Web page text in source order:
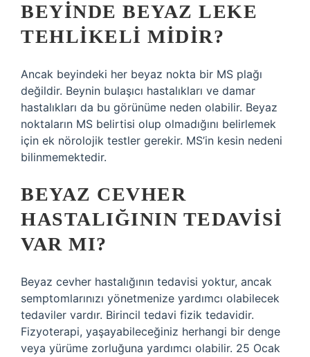
BEYINDE BEYAZ LEKE
TEHLIKELI MIDIR?
Ancak beyindeki her beyaz nokta bir MS plağı
değildir. Beynin bulaşıcı hastalıkları ve damar
hastalıkları da bu görünüme neden olabilir. Beyaz
noktaların MS belirtisi olup olmadığını belirlemek
için ek nörolojik testler gerekir. MS’in kesin nedeni
bilinmemektedir.
BEYAZ CEVHER
HASTALIĞININ TEDAVISI
VAR MI?
Beyaz cevher hastalığının tedavisi yoktur, ancak
semptomlarınızı yönetmenize yardımcı olabilecek
tedaviler vardır. Birincil tedavi fizik tedavidir.
Fizyoterapi, yaşayabileceğiniz herhangi bir denge
veya yürüme zorluğuna yardımcı olabilir. 25 Ocak